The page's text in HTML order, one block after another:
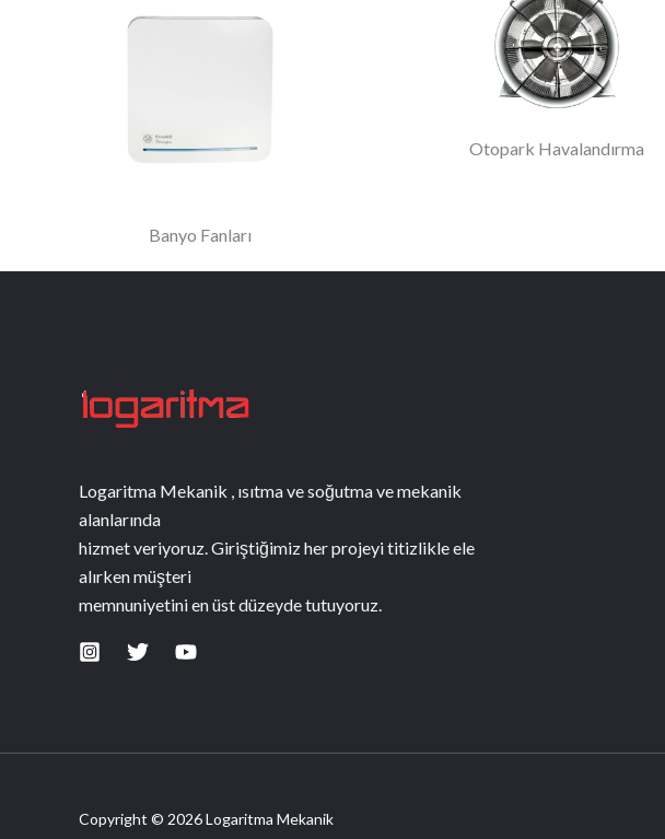
Banyo Fanları
Otopark Havalandırma
Logaritma Mekanik , ısıtma ve soğutma ve mekanik
alanlarında
hizmet veriyoruz. Giriştiğimiz her projeyi titizlikle ele
alırken müşteri
memnuniyetini en üst düzeyde tutuyoruz.
Copyright © 2026 Logaritma Mekanik